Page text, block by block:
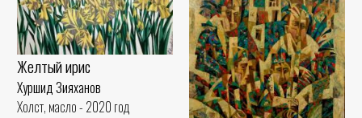
Желтый ирис
Хуршид Зияханов
Холст, масло - 2020 год